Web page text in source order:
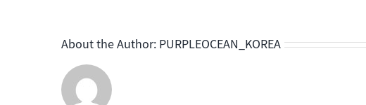
About the Author: PURPLEOCEAN_KOREA